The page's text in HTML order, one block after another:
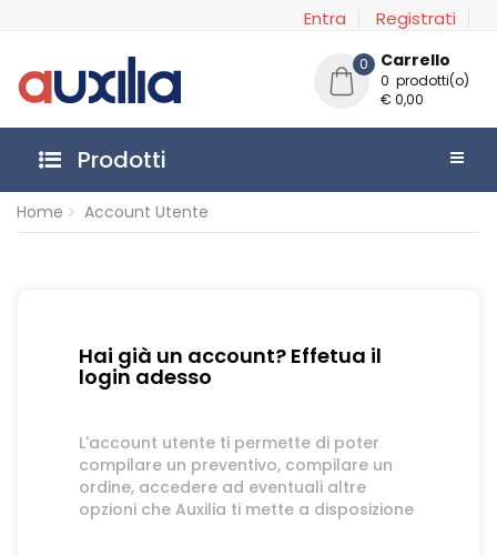
Entra Registrati
0 Carrello
0 prodotti(o)
€ 0,00
Prodotti
Home Account Utente
Hai già un account? Effetua il
login adesso
L'account utente ti permette di poter
compilare un preventivo, compilare un
ordine, accedere ad eventuali altre
opzioni che Auxilia ti mette a disposizione